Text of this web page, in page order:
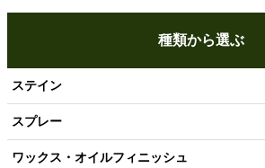
種類から選ぶ
ステイン
スプレー
ワックス・オイルフィニッシュ